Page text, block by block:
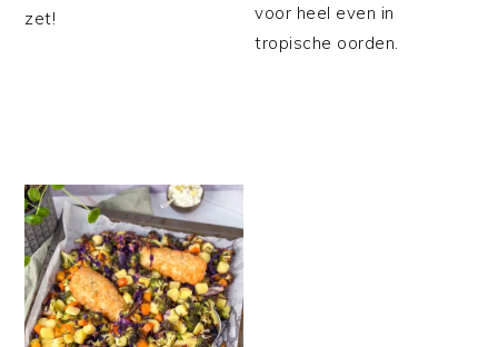
zet!
voor heel even in
tropische oorden.